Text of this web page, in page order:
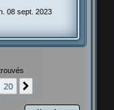
08 sept. 2023
20